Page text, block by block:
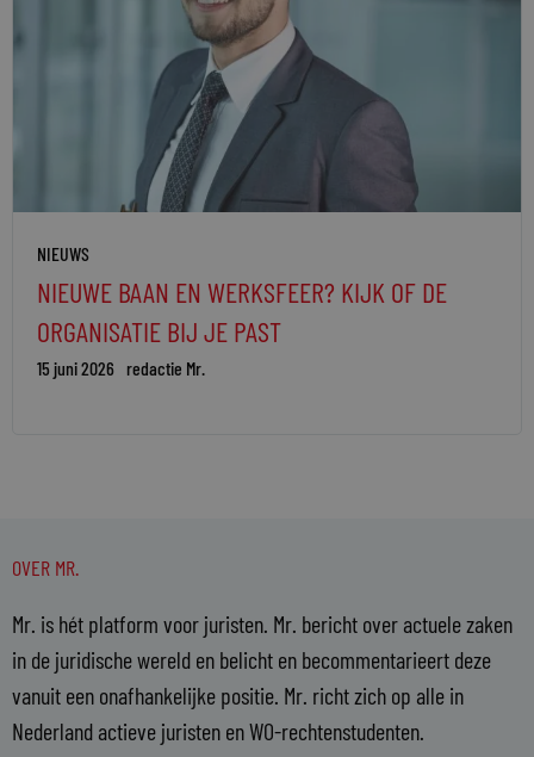
NIEUWS
NIEUWE BAAN EN WERKSFEER? KIJK OF DE
ORGANISATIE BIJ JE PAST
15 juni 2026 redactie Mr.
OVER MR.
Mr. is hét platform voor juristen. Mr. bericht over actuele zaken
in de juridische wereld en belicht en becommentarieert deze
vanuit een onafhankelijke positie. Mr. richt zich op alle in
Nederland actieve juristen en WO-rechtenstudenten.